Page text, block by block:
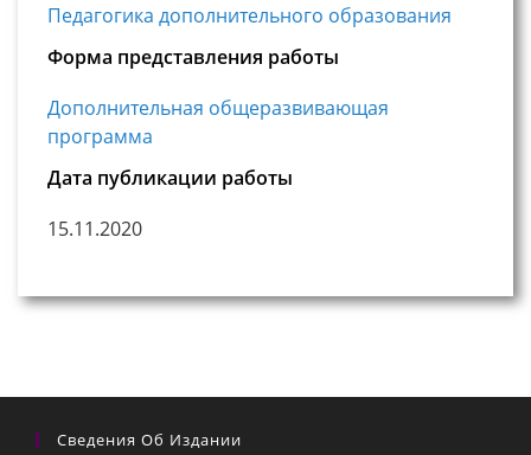
Педагогика дополнительного образования
Форма представления работы
Дополнительная общеразвивающая
программа
Дата публикации работы
15.11.2020
Сведения Об Издании